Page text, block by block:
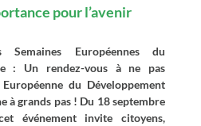
pour l’avenir
Semaines Européennes du
: Un rendez-vous à ne pas
du Développement
à grands pas ! Du 18 septembre
événement invite citoyens,